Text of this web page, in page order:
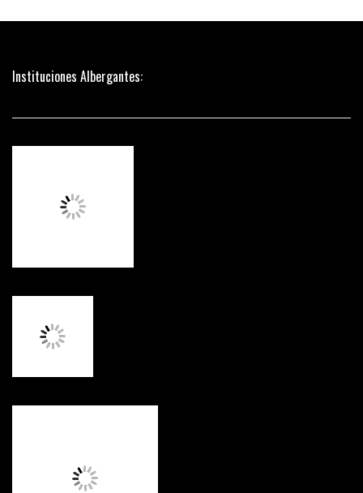
Instituciones Albergantes: